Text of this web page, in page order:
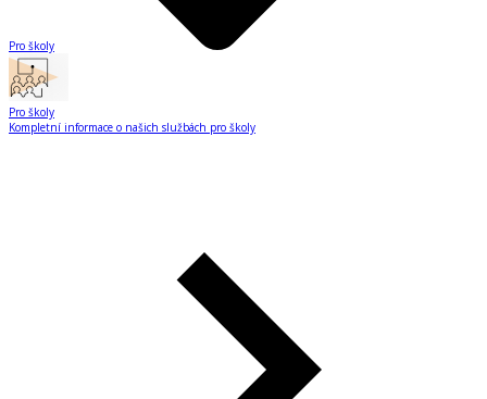
Pro školy
Pro školy
Kompletní informace o našich službách pro školy